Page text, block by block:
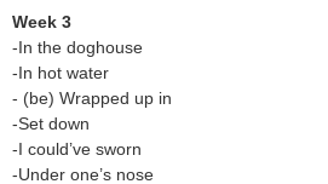
Week 3
-In the doghouse
-In hot water
- (be) Wrapped up in
-Set down
-I could’ve sworn
-Under one’s nose